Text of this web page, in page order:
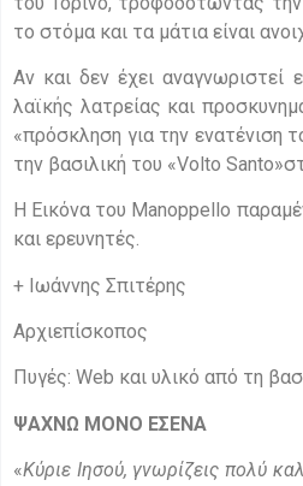
το στόμα και τα μάτια είναι
Αν και δεν έχει αναγνωριστεί
λαϊκής λατρείας και
«πρόσκληση για την ενατένιση
την βασιλική του «Volto
Η Εικόνα του Manoppello
και ερευνητές.
+ Ιωάννης Σπιτέρης
Αρχιεπίσκοπος
Πυγές: Web και υλικό από τη
ΨΑΧΝΩ ΜΟΝΟ ΕΣΕΝΑ
«Κύριε Ιησού, γνωρίζεις πολύ